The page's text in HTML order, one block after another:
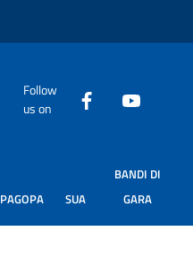
Follow
us on
PAGOPA SUA
BANDI DI
GARA